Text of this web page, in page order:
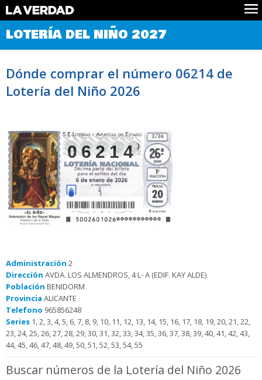
Comprobar Loteria del Niño
Premios
Noticias
Datos
LOTERÍA DEL NIÑO 2027
Dónde comprar el número 06214 de
Lotería del Niño 2026
06214
Administración 2
Dirección AVDA. LOS ALMENDROS, 4 L- A (EDIF. KAY ALDE)
Población BENIDORM
Provincia ALICANTE
Telefono 965856248
Series 1, 2, 3, 4, 5, 6, 7, 8, 9, 10, 11, 12, 13, 14, 15, 16, 17, 18, 19, 20, 21, 22,
23, 24, 25, 26, 27, 28, 29, 30, 31, 32, 33, 34, 35, 36, 37, 38, 39, 40, 41, 42, 43,
44, 45, 46, 47, 48, 49, 50, 51, 52, 53, 54, 55
Buscar números de la Lotería del Niño 2026